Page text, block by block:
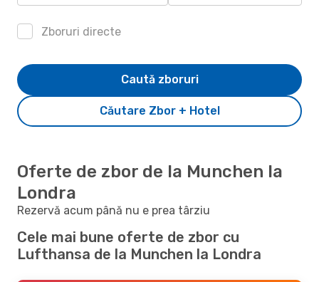
Zboruri directe
Căutare Zbor + Hotel
Caută zboruri
Oferte de zbor de la Munchen la
Londra
Rezervă acum până nu e prea târziu
Cele mai bune oferte de zbor cu
Lufthansa de la Munchen la Londra